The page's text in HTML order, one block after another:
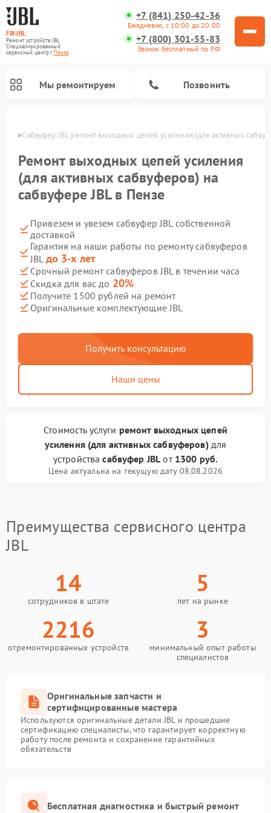
FIX-JBL
Ремонт устройств JBL
Специализированный
cервисный центр г.Пенза
+7 (841) 250-42-36
Ежедневно, с 10:00 до 20:00
+7 (800) 301-55-83
Звонок бесплатный по РФ
Мы ремонтируем Позвонить
Сабвуфер JBL ремонт выходных цепей усиления (для активных
Ремонт выходных цепей усиления
(для активных сабвуферов) на
сабвуфере JBL в Пензе
Привезем и увезем сабвуфер JBL собственной
доставкой
Гарантия на наши работы по ремонту сабвуферов
JBL до 3-х лет
Срочный ремонт сабвуферов JBL в течении часа
Скидка для вас до 20%
Получите 1500 рублей на ремонт
Оригинальные комплектующие JBL
Получить консультацию
Наши цены
Стоимость услуги ремонт выходных цепей
усиления (для активных сабвуферов)для
устройствасабвуфер JBL от 1300 руб.
Цена актуальна на текущую дату 08.08.2026
Преимущества сервисного центра
JBL
14
сотрудников в штате
5
лет на рынке
2216
отремонтированных устройств
3
минимальный опыт работы
специалистов
Оригинальные запчасти и
сертифицированные мастера
Используются оригинальные детали JBL и прошедшие
сертификацию специалисты, что гарантирует корректную
работу после ремонта и сохранение гарантийных
обязательств
Бесплатная диагностика и быстрый ремонт